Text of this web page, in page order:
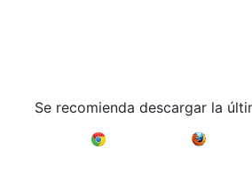
Se recomienda descargar la